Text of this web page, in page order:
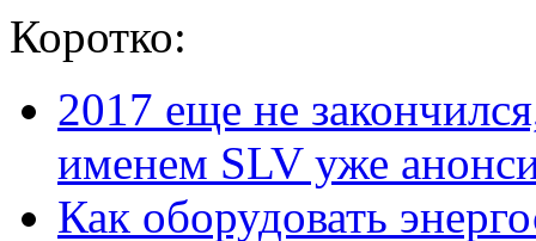
Коротко:
2017 еще не
именем SLV уже
Как оборудовать